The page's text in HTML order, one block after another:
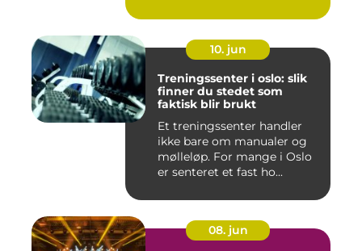
10. jun
Treningssenter i oslo: slik
finner du stedet som
faktisk blir brukt
Et treningssenter handler
ikke bare om manualer og
mølleløp. For mange i Oslo
er senteret et fast ho...
08. jun